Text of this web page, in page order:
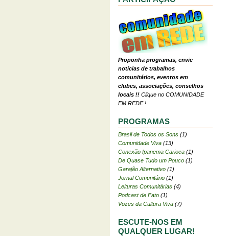
Proponha programas, envie
notícias de trabalhos
comunitários, eventos em
clubes, associações, conselhos
locais !! Clique no COMUNIDADE
EM REDE !
PROGRAMAS
Brasil de Todos os Sons (1)
Comunidade Viva (13)
Conexão Ipanema Carioca (1)
De Quase Tudo um Pouco (1)
Garajão Alternativo (1)
Jornal Comunitário (1)
Leituras Comunitárias (4)
Podcast de Fato (1)
Vozes da Cultura Viva (7)
ESCUTE-NOS EM
QUALQUER LUGAR!